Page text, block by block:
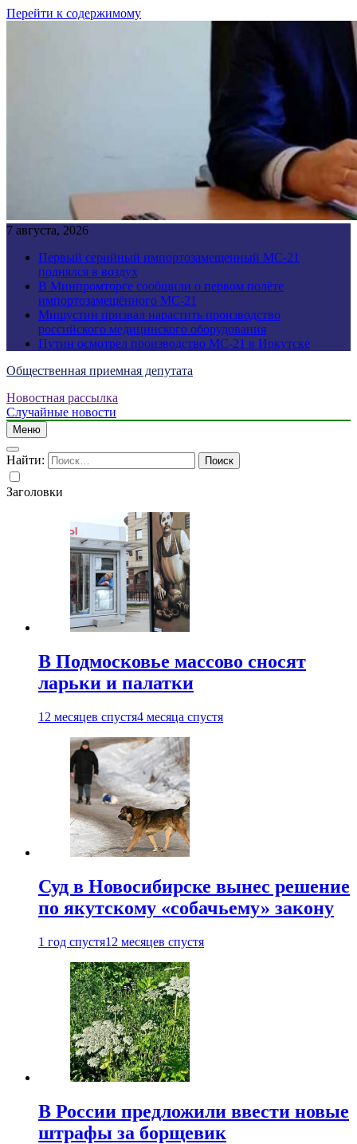
Перейти к содержимому
7 августа, 2026
Первый серийный импортозамещенный МС-21
поднялся в воздух
В Минпромторге сообщили о первом полёте
импортозамещённого МС-21
Мишустин призвал нарастить производство
российского медицинского оборудования
Путин осмотрел производство МС-21 в Иркутске
Общественная приемная депутата
Новостная рассылка
Случайные новости
Меню
Найти:
Заголовки
В Подмосковье массово сносят
ларьки и палатки
12 месяцев спустя4 месяца спустя
Суд в Новосибирске вынес решение
по якутскому «собачьему» закону
1 год спустя12 месяцев спустя
В России предложили ввести новые
штрафы за борщевик